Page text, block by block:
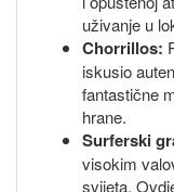
uživanje u
Chorrillos:
iskusio
fantastične
hrane.
Surferski
visokim
svijeta.